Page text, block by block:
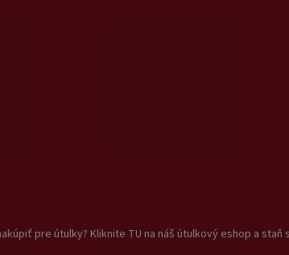
pre útulky? Kliknite TU na náš útulkový eshop a staň